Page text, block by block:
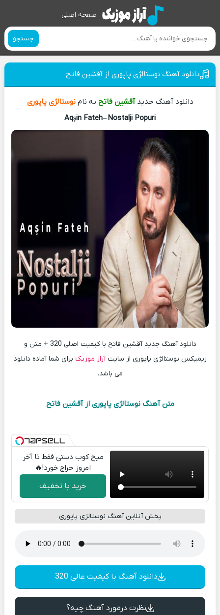
صفحه اصلی
جستجو
دانلود آهنگ نوستالژی پاپوری از آقشین فاتح
دانلود آهنگ جدیدآقشین فاتح به نامنوستالژی پاپوری
Aqşin Fateh–Nostalji Popuri
دانلود آهنگ جدید آقشین فاتح با کیفیت اصلی 320 + متن و
ریمیکس نوستالژی پاپوری از سایتآراز موزیک برای شما آماده دانلود
می باشد.
متن آهنگ نوستالژی پاپوری از آقشین فاتح
میخ کوب دستی فقط تا آخر
امروز حراج خورد!🔥
خرید با تخفیف
پخش آنلاین آهنگ نوستالژی پاپوری
دانلود آهنگ با کیفیت عالی 320
نظرت درمورد آهنگ چیه؟